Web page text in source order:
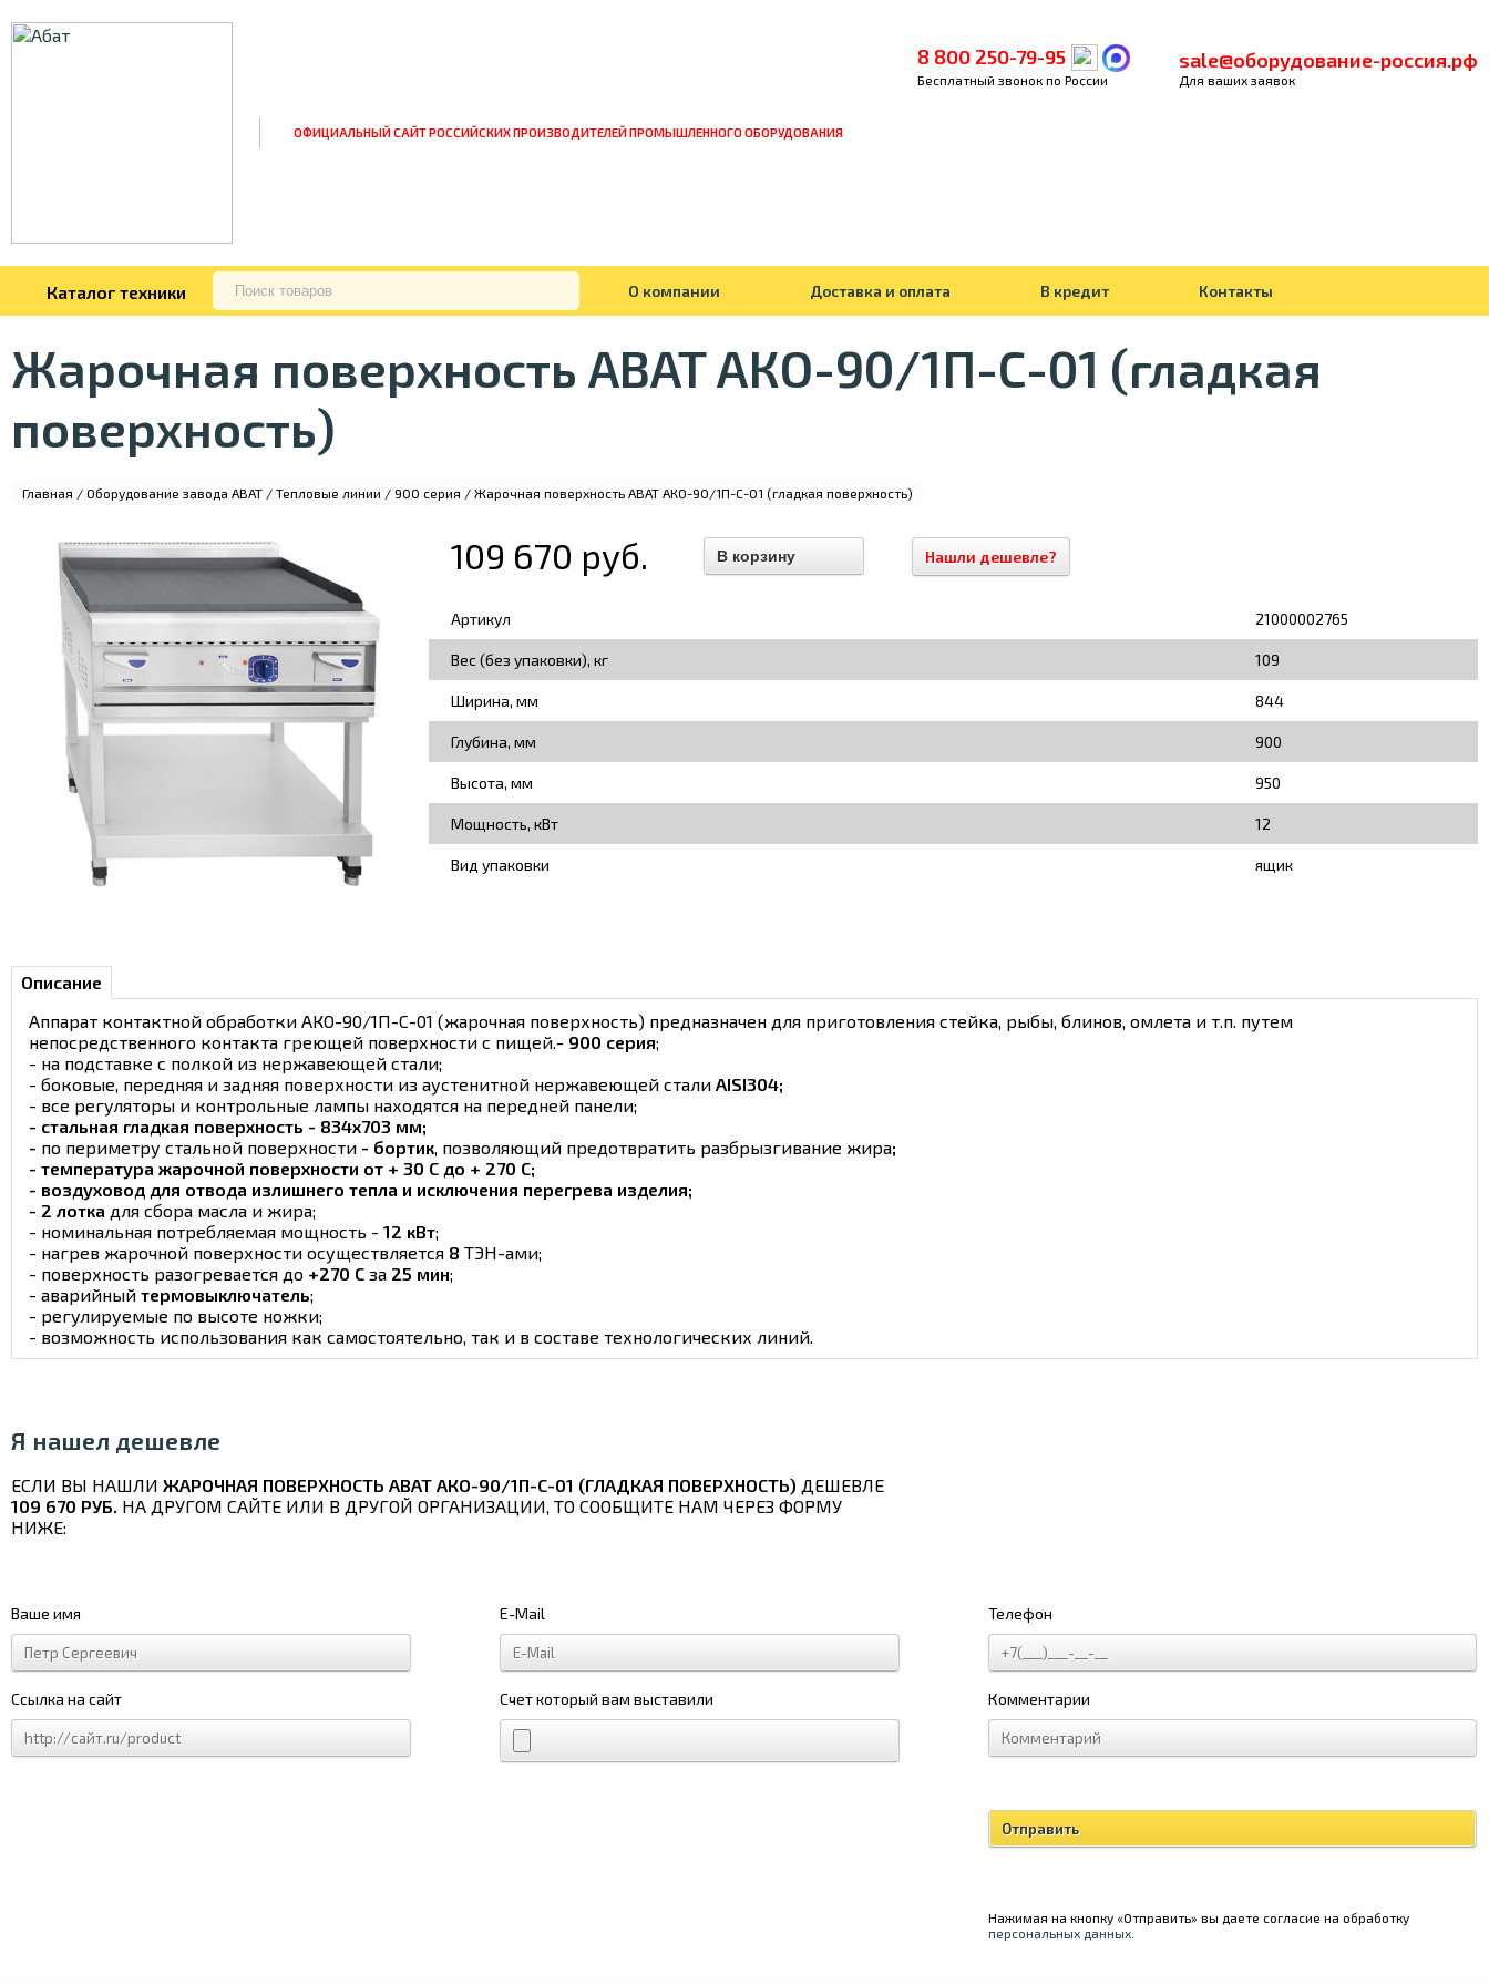
ОФИЦИАЛЬНЫЙ САЙТ РОССИЙСКИХ ПРОИЗВОДИТЕЛЕЙ ПРОМЫШЛЕННОГО ОБОРУДОВАНИЯ
8 800 250-79-95
Бесплатный звонок по России
sale@оборудование-россия.рф
Для ваших заявок
Каталог техники О компании Доставка и оплата В кредит Контакты
Жарочная поверхность ABAT АКО-90/1П-С-01 (гладкая
поверхность)
Главная / Оборудование завода ABAT / Тепловые линии / 900 серия / Жарочная поверхность ABAT АКО-90/1П-С-01 (гладкая поверхность)
109 670 руб. Нашли дешевле?
Артикул 21000002765
Вес (без упаковки), кг 109
Ширина, мм 844
Глубина, мм 900
Высота, мм 950
Мощность, кВт 12
Вид упаковки ящик
Описание
Аппарат контактной обработки АКО-90/1П-С-01 (жарочная поверхность) предназначен для приготовления стейка, рыбы, блинов, омлета и т.п. путем
непосредственного контакта греющей поверхности с пищей.- 900 серия;
- на подставке с полкой из нержавеющей стали;
- боковые, передняя и задняя поверхности из аустенитной нержавеющей стали AISI304;
- все регуляторы и контрольные лампы находятся на передней панели;
- стальная гладкая поверхность - 834х703 мм;
- по периметру стальной поверхности - бортик позволяющий предотвратить разбрызгивание жира;
- температура жарочной поверхности от + 30 С до + 270 С;
- воздуховод для отвода излишнего тепла и исключения перегрева изделия;
- 2 лотка для сбора масла и жира;
- номинальная потребляемая мощность - 12 кВт;
- нагрев жарочной поверхности осуществляется 8 ТЭН-ами;
- поверхность разогревается до +270 С за 25 мин;
- аварийный термовыключатель;
- регулируемые по высоте ножки;
- возможность использования как самостоятельно, так и в составе технологических линий.
Я нашел дешевле
ЕСЛИ ВЫ НАШЛИ ЖАРОЧНАЯ ПОВЕРХНОСТЬ ABAT АКО-90/1П-С-01 (ГЛАДКАЯ ПОВЕРХНОСТЬ) ДЕШЕВЛЕ
109 670 РУБ. НА ДРУГОМ САЙТЕ ИЛИ В ДРУГОЙ ОРГАНИЗАЦИИ, ТО СООБЩИТЕ НАМ ЧЕРЕЗ ФОРМУ
НИЖЕ:
Ваше имя E-Mail Телефон
Ссылка на сайт Счет который вам выставили Комментарии
Нажимая на кнопку «Отправить» вы даете согласие на обработку
персональных данных.